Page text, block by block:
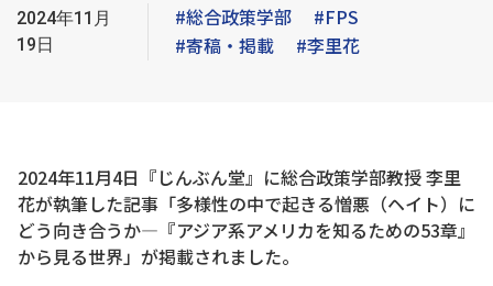
2024年11月
19日
#総合政策学部
#FPS
#寄稿・掲載
#李里花
2024年11月4日『じんぶん堂』に総合政策学部教授 李里
花が執筆した記事「多様性の中で起きる憎悪（ヘイト）に
どう向き合うか―『アジア系アメリカを知るための53章』
から見る世界」が掲載されました。